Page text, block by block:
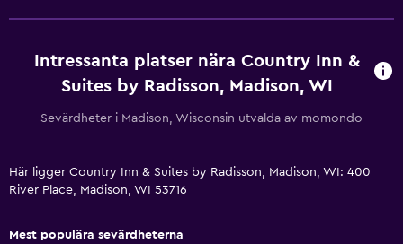
Kaffemaskin
Matplats
Kokvrå
Pool och spa
Uppvärmd pool
Intressanta platser nära Country Inn &
Suites by Radisson, Madison, WI
Sevärdheter i Madison, Wisconsin utvalda av momondo
Här ligger Country Inn & Suites by Radisson, Madison, WI: 400
River Place, Madison, WI 53716
Mest populära sevärdheterna